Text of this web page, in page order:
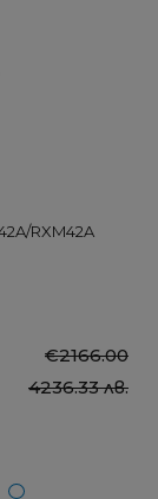
RXM42A
€2166.00
4236.33 лв.